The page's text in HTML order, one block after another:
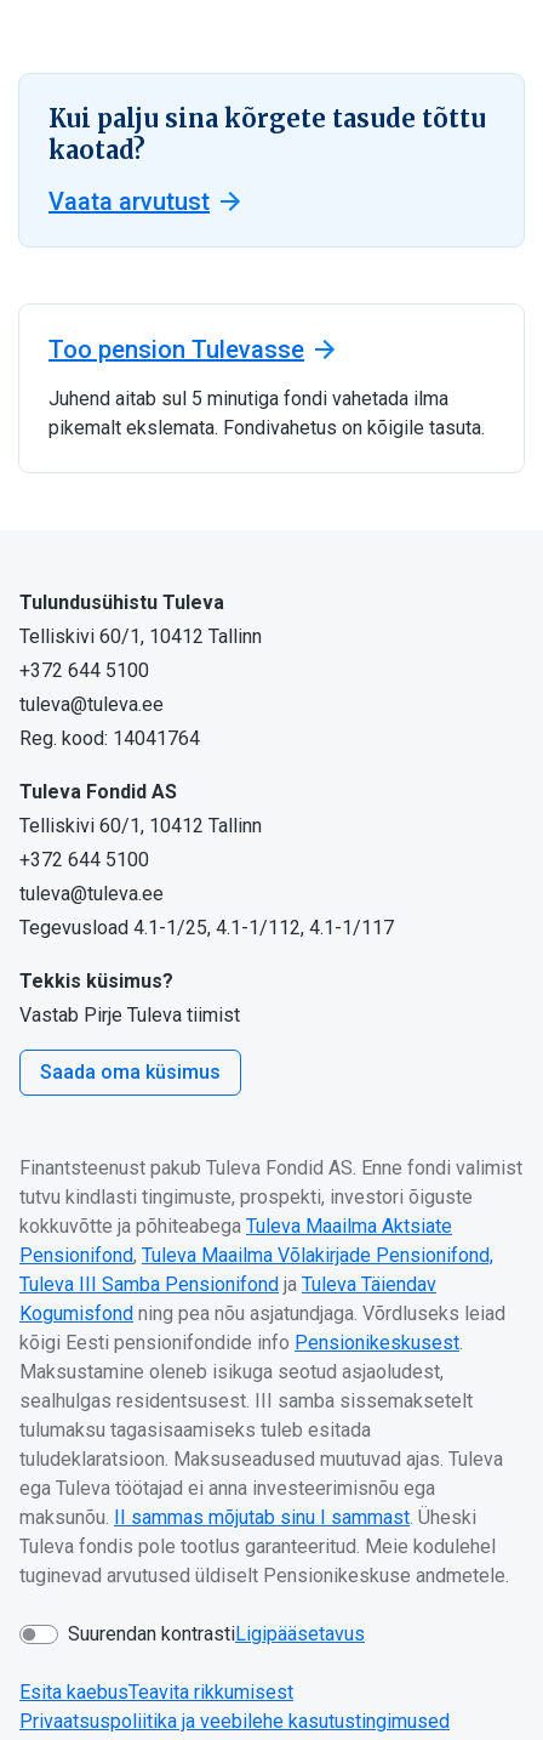
Kui palju sina kõrgete tasude tõttu
kaotad?
Vaata arvutust
Too pension Tulevasse
Juhend aitab sul 5 minutiga fondi vahetada ilma
pikemalt ekslemata. Fondivahetus on kõigile tasuta.
Tulundusühistu Tuleva
Telliskivi 60/1, 10412 Tallinn
+372 644 5100
tuleva@tuleva.ee
Reg. kood: 14041764
Tuleva Fondid AS
Telliskivi 60/1, 10412 Tallinn
+372 644 5100
tuleva@tuleva.ee
Tegevusload 4.1-1/25, 4.1-1/112, 4.1-1/117
Tekkis küsimus?
Vastab Pirje Tuleva tiimist
Saada oma küsimus
Finantsteenust pakub Tuleva Fondid AS. Enne fondi valimist
tutvu kindlasti tingimuste, prospekti, investori õiguste
kokkuvõtte ja põhiteabega Tuleva Maailma Aktsiate
Pensionifond, Tuleva Maailma Võlakirjade Pensionifond,
Tuleva III Samba Pensionifond ja Tuleva Täiendav
Kogumisfond ning pea nõu asjatundjaga. Võrdluseks leiad
kõigi Eesti pensionifondide info Pensionikeskusest.
Maksustamine oleneb isikuga seotud asjaoludest,
sealhulgas residentsusest. III samba sissemaksetelt
tulumaksu tagasisaamiseks tuleb esitada
tuludeklaratsioon. Maksuseadused muutuvad ajas. Tuleva
ega Tuleva töötajad ei anna investeerimisnõu ega
maksunõu. II sammas mõjutab sinu I sammast. Üheski
Tuleva fondis pole tootlus garanteeritud. Meie kodulehel
tuginevad arvutused üldiselt Pensionikeskuse andmetele.
Suurendan kontrastiLigipääsetavus
Esita kaebusTeavita rikkumisest
Privaatsuspoliitika ja veebilehe kasutustingimused